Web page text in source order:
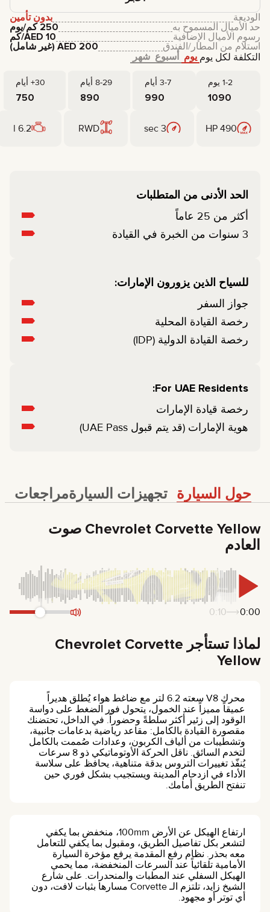
التكلفة لكل يوم يوم أسبوع شهر
1-2 يوم 3-7 أيام 8-29 أيام 30+ أيام
1090
990
890
750
الوديعة
بدون تأمين
حد الأميال المسموح به
250 كم/يوم
رسوم الأميال الإضافية
AED 10
/كم
استلام من المطار/الفندق
AED 200 (غير شامل)
490 HP
3 sec
RWD
6.2 l
الحد الأدنى من المتطلبات
أكثر من 25 عاماً
3 سنوات من الخبرة في القيادة
للسياح الذين يزورون الإمارات:
جواز السفر
رخصة القيادة المحلية
رخصة القيادة الدولية (IDP)
For UAE Residents:
رخصة قيادة الإمارات
هوية الإمارات (قد يتم قبول UAE Pass)
حول السيارة تجهيزات السيارةمراجعات
Chevrolet Corvette Yellow صوت
العادم
0:00
0:10
لماذا تستأجر Chevrolet Corvette
Yellow
محرك V8 سعته 6.2 لتر مع ضاغط هواء يُطلق هديراً
عميقاً مميزاً عند الخمول، يتحول فور الضغط على دواسة
الوقود إلى زئير أكثر سلطةً وحضوراً. في الداخل، تحتضنك
مقصورة القيادة بالكامل: مقاعد رياضية بدعامات جانبية،
وتشطيبات من ألياف الكربون، وعدادات صُممت بالكامل
لتخدم السائق. ناقل الحركة الأوتوماتيكي ذو 8 سرعات
يُنفّذ تغييرات التروس بدقة متناهية، يحافظ على سلاسة
الأداء في ازدحام المدينة ويستجيب بشكل فوري حين
تنفتح الطريق أمامك.
ارتفاع الهيكل عن الأرض 100mm، منخفض بما يكفي
لتشعر بكل تفاصيل الطريق، ومقبول بما يكفي للتعامل
معه بحذر. نظام رفع المقدمة يرفع مؤخرة السيارة
الأمامية تلقائياً عند السرعات المنخفضة، مما يحمي
الهيكل السفلي عند المطبات والمنحدرات. على شارع
الشيخ زايد، تلتزم الـ Corvette مسارها بثبات لافت، دون
أي توتر أو مجهود.